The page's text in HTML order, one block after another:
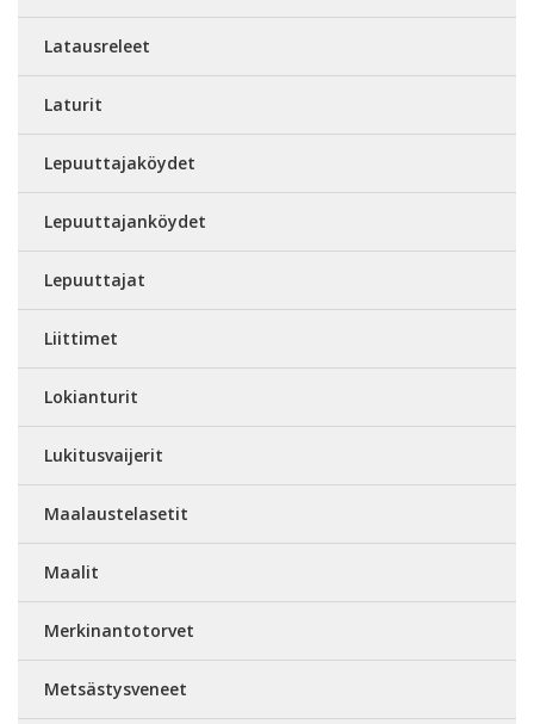
Latausreleet
Laturit
Lepuuttajaköydet
Lepuuttajanköydet
Lepuuttajat
Liittimet
Lokianturit
Lukitusvaijerit
Maalaustelasetit
Maalit
Merkinantotorvet
Metsästysveneet